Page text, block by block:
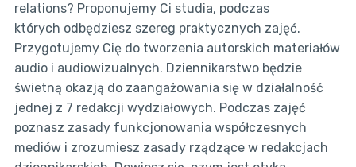
relations? Proponujemy Ci studia, podczas
których odbędziesz szereg praktycznych zajęć.
Przygotujemy Cię do tworzenia autorskich materiałów
audio i audiowizualnych. Dziennikarstwo będzie
świetną okazją do zaangażowania się w działalność
jednej z 7 redakcji wydziałowych. Podczas zajęć
poznasz zasady funkcjonowania współczesnych
mediów i zrozumiesz zasady rządzące w redakcjach